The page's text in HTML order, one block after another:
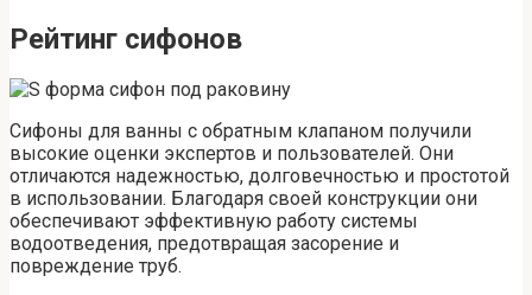
Рейтинг сифонов
Сифоны для ванны с обратным клапаном получили
высокие оценки экспертов и пользователей. Они
отличаются надежностью, долговечностью и простотой
в использовании. Благодаря своей конструкции они
обеспечивают эффективную работу системы
водоотведения, предотвращая засорение и
повреждение труб.